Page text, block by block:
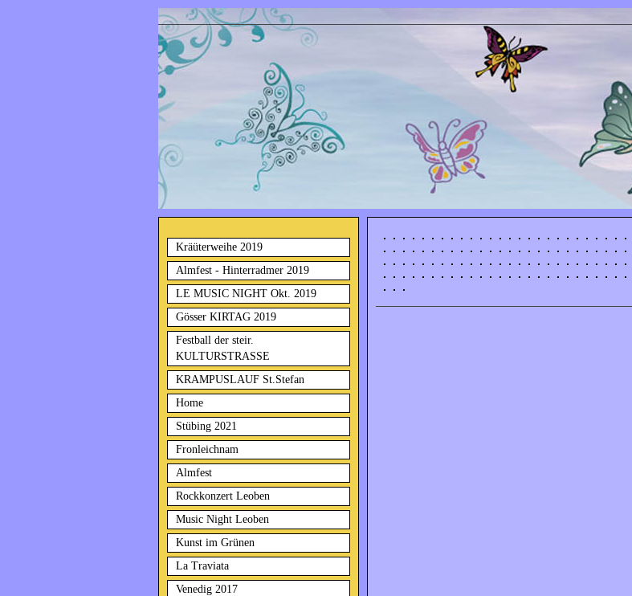
Kräüterweihe 2019
Almfest - Hinterradmer 2019
LE MUSIC NIGHT Okt. 2019
Gösser KIRTAG 2019
Festball der steir.
KULTURSTRASSE
KRAMPUSLAUF St.Stefan
Home
Stübing 2021
Fronleichnam
Almfest
Rockkonzert Leoben
Music Night Leoben
Kunst im Grünen
La Traviata
Venedig 2017